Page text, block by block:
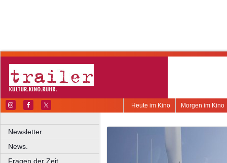
Morgen im Kino
Heute im Kino
Newsletter.
News.
Fragen der Zeit